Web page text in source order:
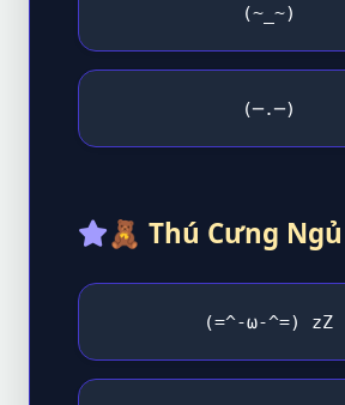
(~_~)
(─.─)
🧸 Thú Cưng
(=^-ω-^=) zZ